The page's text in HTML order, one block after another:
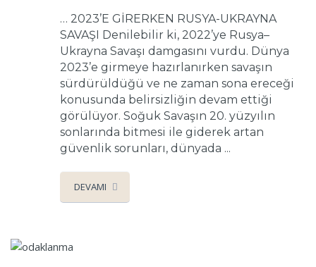
… 2023’E GİRERKEN RUSYA-UKRAYNA
SAVAŞI Denilebilir ki, 2022’ye Rusya–
Ukrayna Savaşı damgasını vurdu. Dünya
2023’e girmeye hazırlanırken savaşın
sürdürüldüğü ve ne zaman sona ereceği
konusunda belirsizliğin devam ettiği
görülüyor. Soğuk Savaşın 20. yüzyılın
sonlarında bitmesi ile giderek artan
güvenlik sorunları, dünyada ...
DEVAMI